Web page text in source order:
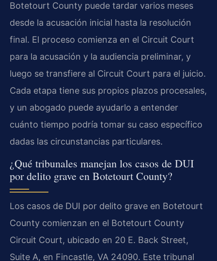
Botetourt County puede tardar varios meses
desde la acusación inicial hasta la resolución
final. El proceso comienza en el Circuit Court
para la acusación y la audiencia preliminar, y
luego se transfiere al Circuit Court para el juicio.
Cada etapa tiene sus propios plazos procesales,
y un abogado puede ayudarlo a entender
cuánto tiempo podría tomar su caso específico
dadas las circunstancias particulares.
¿Qué tribunales manejan los casos de DUI
por delito grave en Botetourt County?
Los casos de DUI por delito grave en Botetourt
County comienzan en el Botetourt County
Circuit Court, ubicado en 20 E. Back Street,
Suite A, en Fincastle, VA 24090. Este tribunal